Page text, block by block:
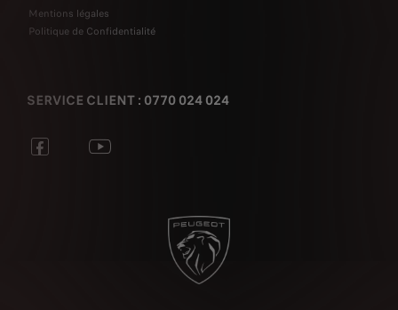
Mentions légales
Politique de Confidentialité
SERVICE CLIENT : 0770 024 024